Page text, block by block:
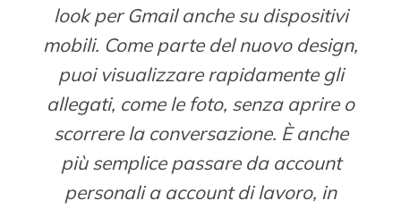
look per Gmail anche su dispositivi
mobili. Come parte del nuovo design,
puoi visualizzare rapidamente gli
allegati, come le foto, senza aprire o
scorrere la conversazione. È anche
più semplice passare da account
personali a account di lavoro, in